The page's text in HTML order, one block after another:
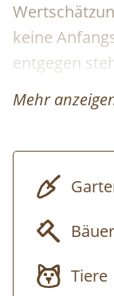
keine
entgegen
Bienen und
Mehr
Tiere